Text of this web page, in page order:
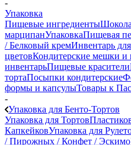
-
Упаковка
Пищевые ингредиенты
марципанУпаковкаПищевая
/ Белковый кремИнвентарь
цветовКондитерские мешки и
инвентарьПищевые красители
тортаПосыпки кондитерские
формы и капсулыТовары к
-
Упаковка для Бенто-Тортов
Упаковка для Тортов
КапкейковУпаковка для
/ Пирожных / Конфет / Эскимо